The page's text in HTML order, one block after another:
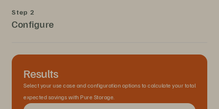
Step 2
Configure
Results
Select your use case and configuration options to calculate your total
expected savings with Pure Storage.